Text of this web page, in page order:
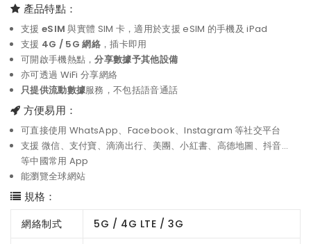
產品特點：
支援 eSIM 與實體 SIM 卡，適用於支援 eSIM 的手機及 iPad
支援 4G / 5G 網絡，插卡即用
可開啟手機熱點，分享數據予其他設備
亦可透過 WiFi 分享網絡
只提供流動數據服務，不包括語音通話
方便易用：
可直接使用 WhatsApp、Facebook、Instagram 等社交平台
支援 微信、支付寶、滴滴出行、美團、小紅書、高德地圖、抖音...
等中國常用 App
能瀏覽全球網站
規格：
網絡制式 5G / 4G LTE / 3G